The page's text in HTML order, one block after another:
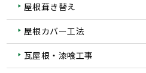
屋根葺き替え
屋根カバー工法
瓦屋根・漆喰工事